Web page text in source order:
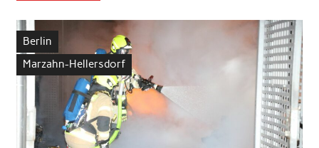
Berlin
Marzahn-Hellersdorf